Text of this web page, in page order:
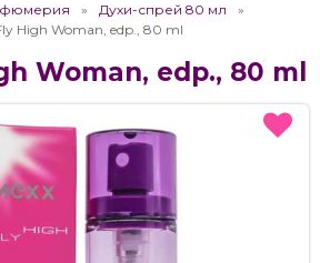
Духи-спрей 80 мл
High Woman, edp., 80 ml
Woman, edp., 80 ml